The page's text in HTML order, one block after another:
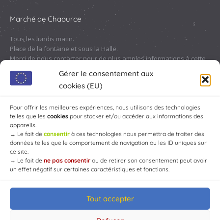
Gérer le consentement aux
cookies (EU)
Pour offrir les meilleures expériences, nous utilisons des technologies
telles que les cookies pour stocker et/ou accéder aux informations des
appareils.
→ Le fait de consentir à ces technologies nous permettra de traiter des
données telles que le comportement de navigation ou les ID uniques sur
ce site.
→ Le fait de ne pas consentir ou de retirer son consentement peut avoir
un effet négatif sur certaines caractéristiques et fonctions.
Tout accepter
Marché de Chaource
Tous les lundis matin.
Place de la fontaine et sous la Halle.
Merci de nous contacter pour de plus amples informations à cette
© Mairie de Chaource [2004-2024] | Tous droits réservés.